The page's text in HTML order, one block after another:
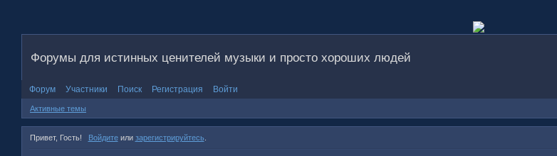
Форумы для истинных ценителей музыки и просто хороших людей
Форум Участники Поиск Регистрация Войти
Активные темы
Привет, Гость! Войдитеили зарегистрируйтесь.